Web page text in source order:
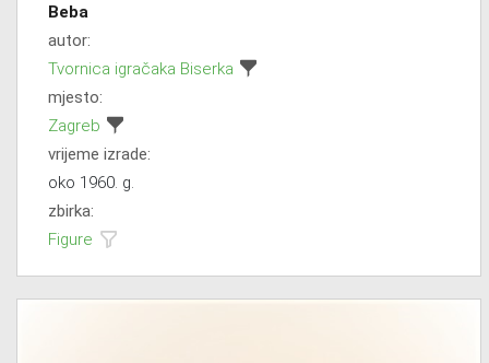
Beba
autor:
Tvornica igračaka Biserka
mjesto:
Zagreb
vrijeme izrade:
oko 1960. g.
zbirka:
Figure